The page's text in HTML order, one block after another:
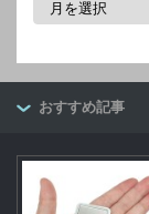
ブ
おすすめ記事